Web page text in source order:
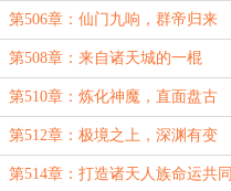
第506章：仙门九响，群帝归来
第508章：来自诸天城的一棍
第510章：炼化神魔，直面盘古
第512章：极境之上，深渊有变
第514章：打造诸天人族命运共同